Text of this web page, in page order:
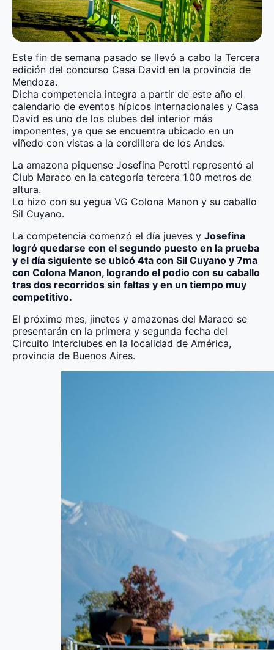
Este fin de semana pasado se llevó a cabo la Tercera
edición del concurso Casa David en la provincia de
Mendoza.
Dicha competencia integra a partir de este año el
calendario de eventos hípicos internacionales y Casa
David es uno de los clubes del interior más
imponentes, ya que se encuentra ubicado en un
viñedo con vistas a la cordillera de los Andes.
La amazona piquense Josefina Perotti representó al
Club Maraco en la categoría tercera 1.00 metros de
altura.
Lo hizo con su yegua VG Colona Manon y su caballo
Sil Cuyano.
La competencia comenzó el día jueves y Josefina
logró quedarse con el segundo puesto en la prueba
y el día siguiente se ubicó 4ta con Sil Cuyano y 7ma
con Colona Manon, logrando el podio con su caballo
tras dos recorridos sin faltas y en un tiempo muy
competitivo.
El próximo mes, jinetes y amazonas del Maraco se
presentarán en la primera y segunda fecha del
Circuito Interclubes en la localidad de América,
provincia de Buenos Aires.